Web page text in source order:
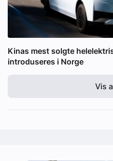
Kinas mest solgte
introduseres i Norge
Vis